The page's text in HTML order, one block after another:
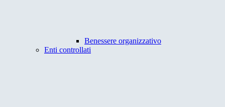
Benessere organizzativo
Enti controllati